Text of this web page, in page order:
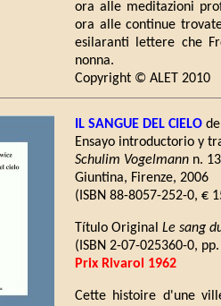
ora alle meditazioni
ora alle continue
esilaranti lettere che
nonna.
Copyright © ALET 2010
IL SANGUE DEL CIELO
Ensayo introductorio y
Schulim Vogelmann n.
Giuntina, Firenze, 2006
(ISBN 88-8057-252-0, €
Título Original Le sang
(ISBN 2-07-025360-0,
Prix Rivarol 1962
Cette histoire d'une